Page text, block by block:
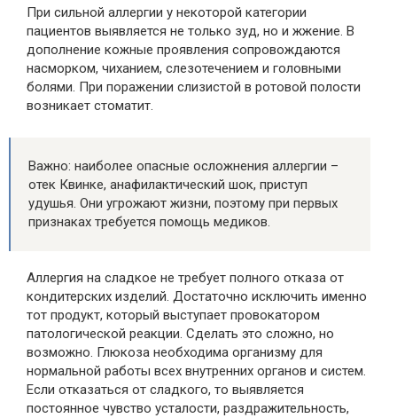
При сильной аллергии у некоторой категории
пациентов выявляется не только зуд, но и жжение. В
дополнение кожные проявления сопровождаются
насморком, чиханием, слезотечением и головными
болями. При поражении слизистой в ротовой полости
возникает стоматит.
Важно: наиболее опасные осложнения аллергии –
отек Квинке, анафилактический шок, приступ
удушья. Они угрожают жизни, поэтому при первых
признаках требуется помощь медиков.
Аллергия на сладкое не требует полного отказа от
кондитерских изделий. Достаточно исключить именно
тот продукт, который выступает провокатором
патологической реакции. Сделать это сложно, но
возможно. Глюкоза необходима организму для
нормальной работы всех внутренних органов и систем.
Если отказаться от сладкого, то выявляется
постоянное чувство усталости, раздражительность,